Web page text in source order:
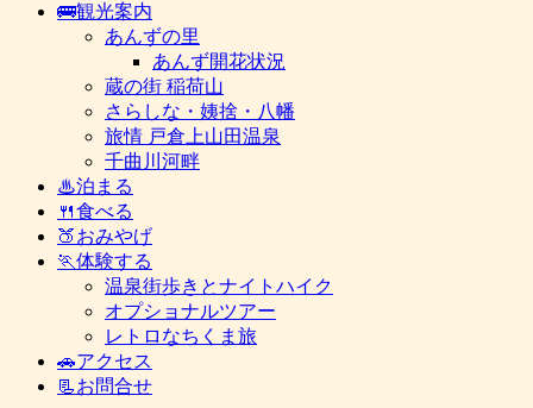
🚌観光案内
あんずの里
あんず開花状況
蔵の街 稲荷山
さらしな・姨捨・八幡
旅情 戸倉上山田温泉
千曲川河畔
♨泊まる
🍴食べる
🍑おみやげ
🏃体験する
温泉街歩きとナイトハイク
オプショナルツアー
レトロなちくま旅
🚗アクセス
📃お問合せ